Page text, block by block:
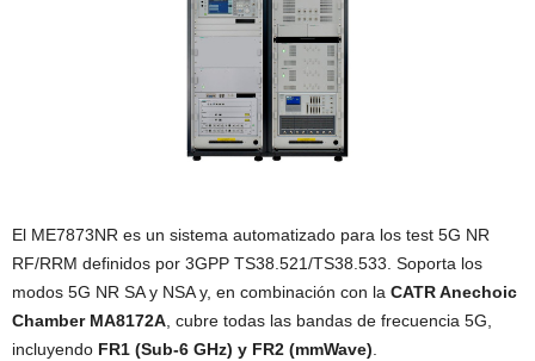
El ME7873NR es un sistema automatizado para los test 5G NR
RF/RRM definidos por 3GPP TS38.521/TS38.533. Soporta los
modos 5G NR SA y NSA y, en combinación con la CATR Anechoic
Chamber MA8172A , cubre todas las bandas de frecuencia 5G,
incluyendo FR1 (Sub-6 GHz) y FR2 (mmWave)